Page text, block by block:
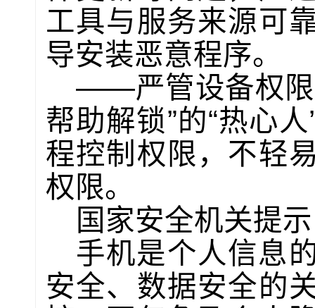
工具与服务来源可
导安装恶意程序。
——严管设备权限
帮助解锁”的“热心
程控制权限，不轻
权限。
国家安全机关提示
手机是个人信息
安全、数据安全的